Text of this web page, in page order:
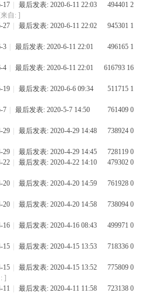
17 最后发表: 2020-6-11 22:03 494401 2
[来自: ]
27 最后发表: 2020-6-11 22:02 945301 1
3 最后发表: 2020-6-11 22:01 496165 1
4 最后发表: 2020-6-11 22:01 616793 16
19 最后发表: 2020-6-6 09:34 511715 1
7 最后发表: 2020-5-7 14:50 761409 0
29 最后发表: 2020-4-29 14:48 738924 0
29 最后发表: 2020-4-29 14:45 728119 0
22 最后发表: 2020-4-22 14:10 479302 0
20 最后发表: 2020-4-20 14:59 761928 0
20 最后发表: 2020-4-20 14:58 738094 0
16 最后发表: 2020-4-16 08:43 499971 0
15 最后发表: 2020-4-15 13:53 718336 0
15 最后发表: 2020-4-15 13:52 775809 0
]
11 最后发表: 2020-4-11 11:58 723138 0